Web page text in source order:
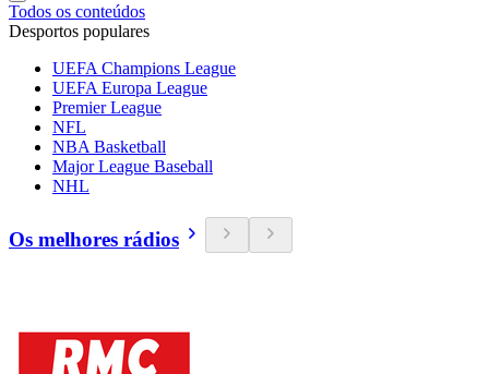
Todos os conteúdos
Desportos populares
UEFA Champions League
UEFA Europa League
Premier League
NFL
NBA Basketball
Major League Baseball
NHL
Os melhores rádios